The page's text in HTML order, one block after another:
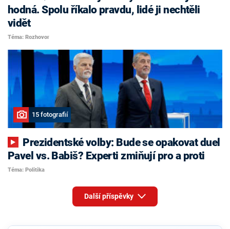
hodná. Spolu říkalo pravdu, lidé ji nechtěli
vidět
Téma: Rozhovor
15 fotografií
Pavel vs. Babiš? Experti zmiňují pro a proti
Téma: Politika
Další příspěvky